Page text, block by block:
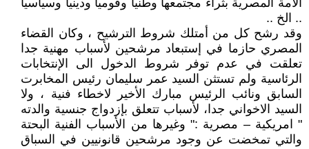
الأمة المصرية بثراء مجتمعها وطنيا وقوميا ودينيا وسياسيا
.. الخ ..
وقد رشح كل من أمتلك شروط الترشيح ، وكان القضاء
المصري حازما في إستبعاد مرشحين لأسباب مهنية جدا
تعلقت في عدم توفر شروط الدخول الى الإنتخابات
الرئاسية ولم تستثن السيد عمر سليمان رئيس المخابرت
السابق ونائب الرئيس مبارك الأخير لاخطاء فنية ، ولا
السيد الاخواني جدا، لأسباب تتعلق بإزدواج جنسية والدته
" امريكية – مصرية :" وغيرها من الأسباب الفنية البحتة
والتي تمخضت عن وجود مرشحين قانونيين في السباق